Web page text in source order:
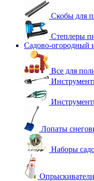
Скобы для
Степлеры
Садово-огородный
Все для
Лопаты
Наборы